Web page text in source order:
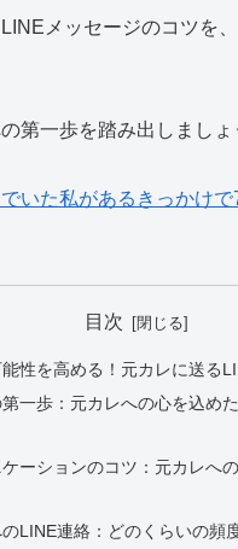
メッセージのコツを
第一歩を踏み出しましょ
いた私があるきっかけで
目次
性を高める！元カレに送る
一歩：元カレへの心を込め
ケーションのコツ：元カレへ
LINE連絡：どのくらいの頻